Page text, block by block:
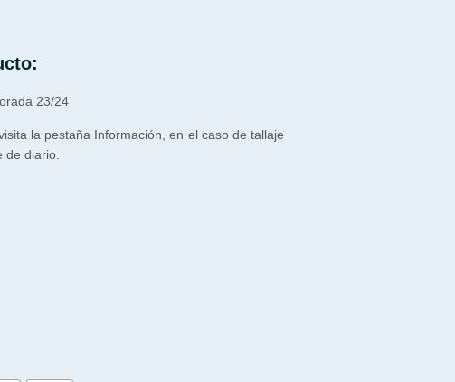
23/24
la pestaña Información, en el caso de tallaje
de diario.